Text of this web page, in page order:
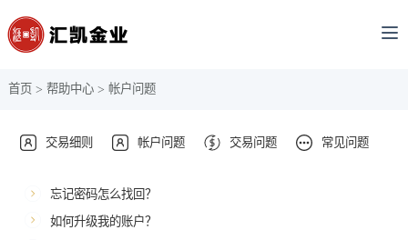
首页 > 帮助中心> 帐户问题
交易细则 帐户问题 交易问题 常见问题
忘记密码怎么找回？
如何升级我的账户？